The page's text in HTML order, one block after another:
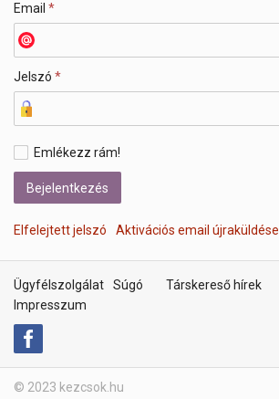
Email *
Jelszó *
Emlékezz rám!
Elfelejtett jelszó Aktivációs email újraküldése
Ügyfélszolgálat Súgó Társkereső hírek
Impresszum
© 2023 kezcsok.hu